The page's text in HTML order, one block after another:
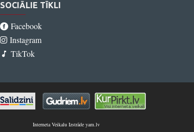
SOCIĀLIE TĪKLI
Facebook
Instagram
TikTok
Interneta Veikalu Izstrāde yam.lv